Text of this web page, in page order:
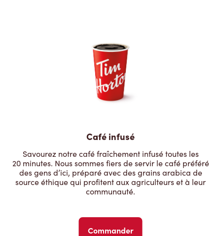
Café infusé
Savourez notre café fraîchement infusé toutes les
20 minutes. Nous sommes fiers de servir le café préféré
des gens d’ici, préparé avec des grains arabica de
source éthique qui profitent aux agriculteurs et à leur
communauté.
Commander